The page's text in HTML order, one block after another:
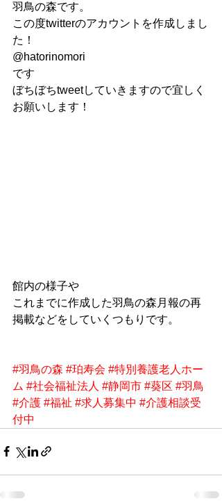
羽鳥の森です。
この度twitterのアカウントを作成しまし
た！
@hatorinomori
です
ぼちぼちtweetしていきますので宜しく
お願いします！
館内の様子や
これまでに作成した羽鳥の森月報の再
掲載などをしていくつもりです。
#羽鳥の森 #珀寿会 #特別養護老人ホー
ム #社会福祉法人 #静岡市 #葵区 #羽鳥
#介護 #福祉 #求人募集中 #介護相談受
付中